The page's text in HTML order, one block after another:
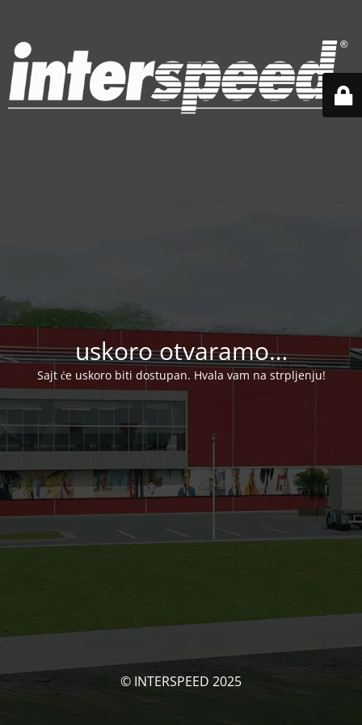
uskoro otvaramo…
Sajt će uskoro biti dostupan. Hvala vam na strpljenju!
© INTERSPEED 2025